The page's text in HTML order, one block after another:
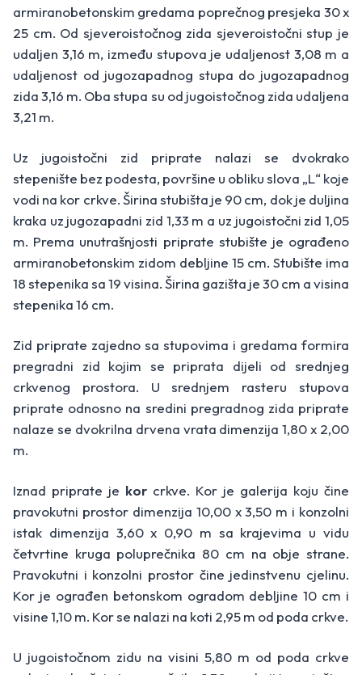
armiranobetonskim gredama poprečnog presjeka 30 x
25 cm. Od sjeveroistočnog zida sjeveroistočni stup je
udaljen 3,16 m, između stupova je udaljenost 3,08 m a
udaljenost od jugozapadnog stupa do jugozapadnog
zida 3,16 m. Oba stupa su od jugoistočnog zida udaljena
3,21 m.
Uz jugoistočni zid priprate nalazi se dvokrako
stepenište bez podesta, površine u obliku slova „L“ koje
vodi na kor crkve. Širina stubišta je 90 cm, dok je duljina
kraka uz jugozapadni zid 1,33 m a uz jugoistočni zid 1,05
m. Prema unutrašnjosti priprate stubište je ograđeno
armiranobetonskim zidom debljine 15 cm. Stubište ima
18 stepenika sa 19 visina. Širina gazišta je 30 cm a visina
stepenika 16 cm.
Zid priprate zajedno sa stupovima i gredama formira
pregradni zid kojim se priprata dijeli od srednjeg
crkvenog prostora. U srednjem rasteru stupova
priprate odnosno na sredini pregradnog zida priprate
nalaze se dvokrilna drvena vrata dimenzija 1,80 x 2,00
m.
Iznad priprate je kor crkve. Kor je galerija koju čine
pravokutni prostor dimenzija 10,00 x 3,50 m i konzolni
istak dimenzija 3,60 x 0,90 m sa krajevima u vidu
četvrtine kruga poluprečnika 80 cm na obje strane.
Pravokutni i konzolni prostor čine jedinstvenu cjelinu.
Kor je ograđen betonskom ogradom debljine 10 cm i
visine 1,10 m. Kor se nalazi na koti 2,95 m od poda crkve.
U jugoistočnom zidu na visini 5,80 m od poda crkve